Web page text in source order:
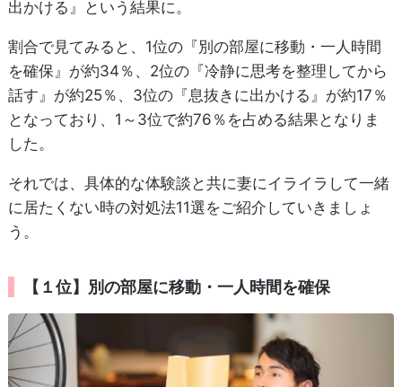
出かける』という結果に。
割合で見てみると、1位の『別の部屋に移動・一人時間
を確保』が約34％、2位の『冷静に思考を整理してから
話す』が約25％、3位の『息抜きに出かける』が約17％
となっており、1～3位で約76％を占める結果となりま
した。
それでは、具体的な体験談と共に妻にイライラして一緒
に居たくない時の対処法11選をご紹介していきましょ
う。
【１位】別の部屋に移動・一人時間を確保